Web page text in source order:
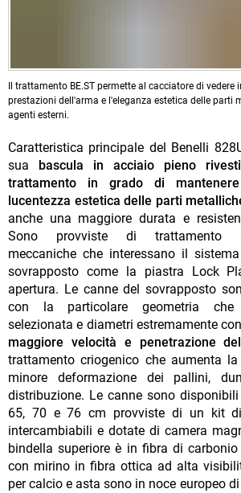
Il trattamento BE.ST permette al cacciatore di
prestazioni dell'arma e l'eleganza estetica delle parti
agenti esterni.
Caratteristica principale del Benelli
sua
bascula in acciaio pieno
trattamento in grado di
lucentezza estetica delle parti
anche una maggiore durata e
Sono provviste di trattamento
meccaniche che interessano il
sovrapposto come la piastra Lock
apertura. Le canne del sovrapposto
con la particolare geometria che
selezionata e diametri estremamente
maggiore velocità e penetrazione
trattamento criogenico che aumenta la
minore deformazione dei pallini,
distribuzione. Le canne sono
65, 70 e 76 cm provviste di un kit
intercambiabili e dotate di camera
bindella superiore è in fibra di
con mirino in fibra ottica ad alta
per calcio e asta sono in noce europeo